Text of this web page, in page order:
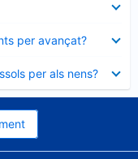
per avançat?
per als nens?